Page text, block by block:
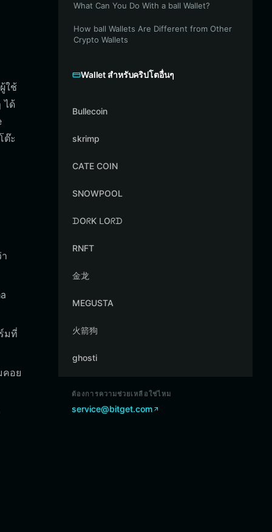
ใช้
ได้
ต๊ะ
มที่
คอย
What Can You Do With a ball Wallet?
How ball Wallets Are Different from Other
Crypto Wallets
Wallet สำหรับคริปโตอื่นๆ
Bullecoin
skrimp
CATE COIN
SNOWPOOL
ᗪOᖇK ᒪOᖇᗪ
RNFT
金龙
MEGUSTA
火箭狗
ghosti
ต้องการความช่วยเหลือใช่ไหม
service@bitget.com